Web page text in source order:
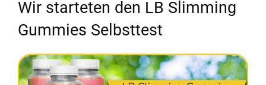
Wir starteten den LB Slimming
Gummies Selbsttest